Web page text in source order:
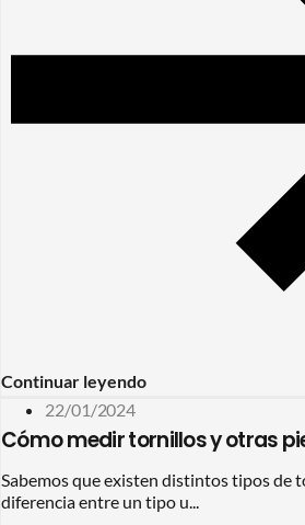
Continuar leyendo
22/01/2024
Cómo medir tornillos y otras
Sabemos que existen distintos tipos de
diferencia entre un tipo u...